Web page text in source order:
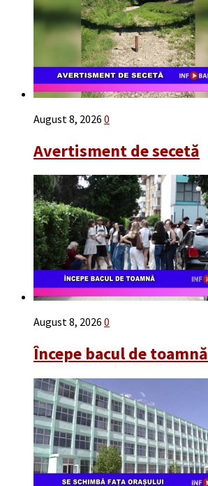
August 8, 2026 0
Avertisment de secetă
August 8, 2026 0
Începe bacul de toamnă